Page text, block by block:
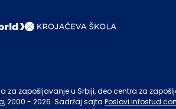
za zapošljavanje u Srbiji, deo centra za
, 2000 - 2026. Sadržaj sajta